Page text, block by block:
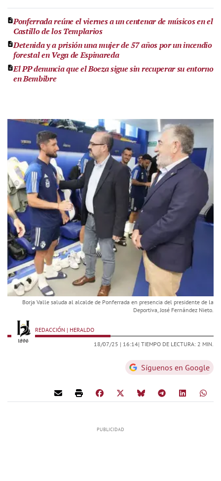
Ponferrada reúne el viernes a un centenar de músicos en el
Castillo de los Templarios
Detenida y a prisión una mujer de 57 años por un incendio
forestal en Vega de Espinareda
El PP denuncia que el Boeza sigue sin recuperar su entorno
en Bembibre
Borja Valle saluda al alcalde de Ponferrada en presencia del presidente de la
Deportiva, José Fernández Nieto.
REDACCIÓN | HERALDO
18/07/25 | 16:14| TIEMPO DE LECTURA: 2 MIN.
Síguenos en Google